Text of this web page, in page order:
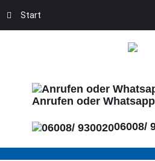
Anrufen oder
06008/
Start